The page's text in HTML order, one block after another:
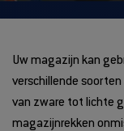
Uw magazijn kan
verschillende
van zware tot lichte
magazijnrekken